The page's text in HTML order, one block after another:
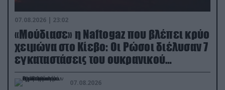
07.08.2026 | 23:02
«Μούδιασε» η Naftogaz που βλέπει κρύο
χειμώνα στο Κίεβο: Οι Ρώσοι διέλυσαν 7
εγκαταστάσεις του ουκρανικού
κολοσσού!
07.08.2026